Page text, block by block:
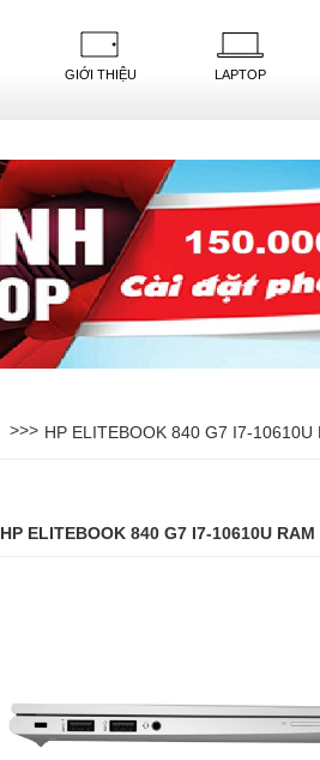
GIỚI THIỆU LAPTOP
>>> HP ELITEBOOK 840 G7 I7-
HP ELITEBOOK 840 G7 I7-10610U